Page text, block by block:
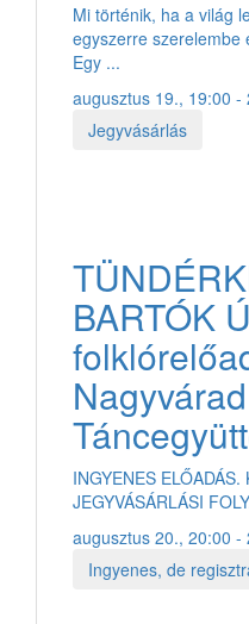
Mi történik, ha a világ
egyszerre szerelembe
Egy ...
augusztus 19., 19:00 -
Jegyvásárlás
BARTÓK
Nagyvárad
INGYENES
JEGYVÁSÁRLÁSI
augusztus 20., 20:00 -
Ingyenes, de